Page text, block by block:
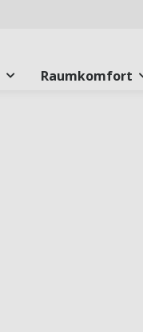
Raumkomfort